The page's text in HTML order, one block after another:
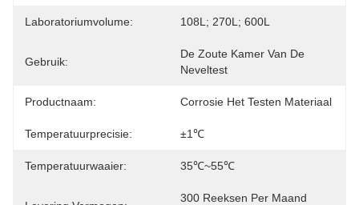
Laboratoriumvolume: 108L; 270L; 600L
Gebruik:
De Zoute Kamer Van De
Neveltest
Productnaam: Corrosie Het Testen Materiaal
Temperatuurprecisie: ±1℃
Temperatuurwaaier: 35℃~55℃
300 Reeksen Per Maand